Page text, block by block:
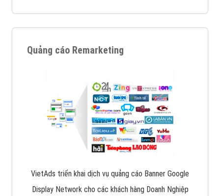
Quảng cáo Remarketing
VietAds triển khai dịch vụ quảng cáo Banner Google
Display Network cho các khách hàng Doanh Nghiệp